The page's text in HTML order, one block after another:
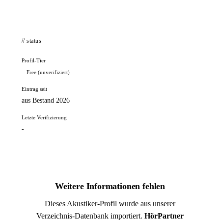
// status
Profil-Tier
Free (unverifiziert)
Eintrag seit
aus Bestand 2026
Letzte Verifizierung
-
Weitere Informationen fehlen
Dieses Akustiker-Profil wurde aus unserer
Verzeichnis-Datenbank importiert. HörPartner